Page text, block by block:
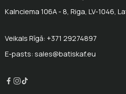
Kalnciema 106A - 8, Riga, LV-1046,
Veikals Rīgā: +371 29274897
E-pasts: sales@batiskaf.eu